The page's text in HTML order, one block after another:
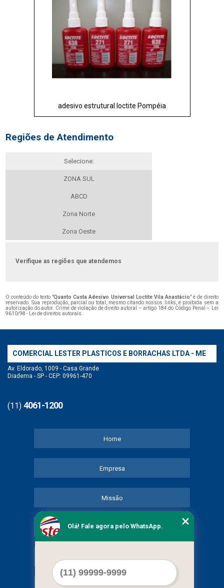
adesivo estrutural loctite Pompéia
Regiões de Atendimento
Selecione:
ZONA SUL
ABCD
Zona Norte
Zona Oeste
Verifique as regiões que atendemos
O conteúdo do texto "Quanto Custa Adesivo Universal Loctite Vila Anastácio" é de direito
reservado. Sua reprodução, parcial ou total, mesmo citando nossos links, é proibida sem a
autorização do autor. Crime de violação de direito autoral – artigo 184 do Código Penal –
Lei
9610/98 - Lei de direitos autorais
COMERCIAL LESTER PLASTICOS E BORRACHAS LTDA - ME
Av. Eldorado, 1009 - Casa Grande
Diadema - SP - CEP: 09961-470
(11) 4061-1200
Home
Empresa
Missão
Serviços
Olá! Fale agora pelo WhatsApp.